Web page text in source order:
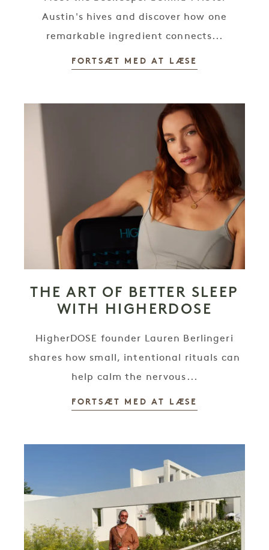
Austin's hives and discover how one
remarkable ingredient connects...
FORTSÆT MED AT LÆSE
THE ART OF BETTER SLEEP
WITH HIGHERDOSE
HigherDOSE founder Lauren Berlingeri
shares how small, intentional rituals can
help calm the nervous...
FORTSÆT MED AT LÆSE